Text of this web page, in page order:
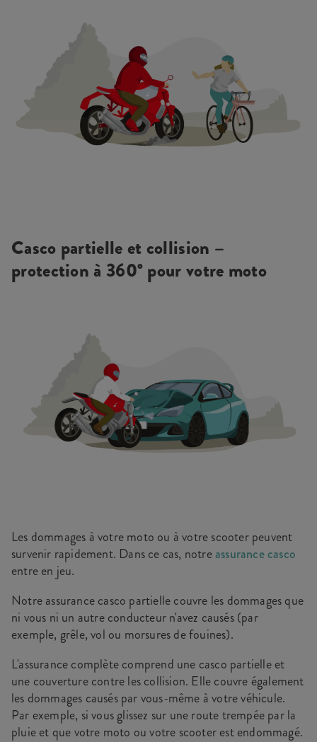
Casco partielle et collision –
protection à 360° pour votre moto
Les dommages à votre moto ou à votre scooter peuvent
survenir rapidement. Dans ce cas, notreassurance casco
entre en jeu.
Notre assurance casco partielle couvre les dommages que
ni vous ni un autre conducteur n'avez causés (par
exemple, grêle, vol ou morsures de fouines).
L'assurance complète comprend une casco partielle et
une couverture contre les collision. Elle couvre également
les dommages causés par vous-même à votre véhicule.
Par exemple, si vous glissez sur une route trempée par la
pluie et que votre moto ou votre scooter est endommagé.